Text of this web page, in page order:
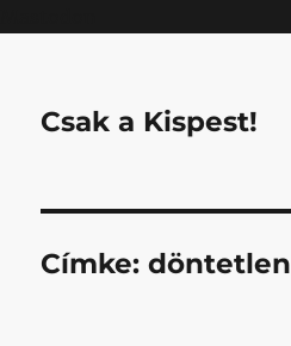
Csak a Kispest!
Címke:döntetlen